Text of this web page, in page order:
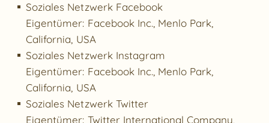
Soziales Netzwerk Facebook
Eigentümer: Facebook Inc., Menlo Park,
California, USA
Soziales Netzwerk Instagram
Eigentümer: Facebook Inc., Menlo Park,
California, USA
Soziales Netzwerk Twitter
Eigentümer: Twitter International Company,